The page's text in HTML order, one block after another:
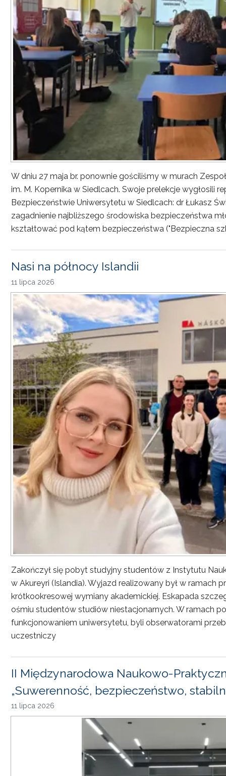
W dniu 27 maja br. ponownie gościliśmy w murach
im. M. Kopernika w Siedlcach. Swoje prelekcje wygłosili
Bezpieczeństwie Uniwersytetu w Siedlcach: dr Łukasz
zagadnienie najbliższego środowiska bezpieczeństwa
kształtować pod kątem bezpieczeństwa ("Bezpieczna
Nasi na północy Islandii
11 lipca 2026
Zakończył się pobyt studyjny studentów z Instytutu
w Akureyri (Islandia). Wyjazd realizowany był w ramach
krótkookresowej wymiany akademickiej. Eskapada
ośmiu studentów studiów niestacjonarnych. W ramach
funkcjonowaniem uniwersytetu, byli obserwatorami
uczestniczy
II Międzynarodowa Naukowo-
„Suwerenność, bezpieczeństwo,
11 lipca 2026